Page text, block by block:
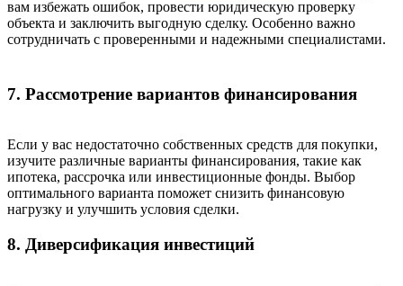
вам избежать ошибок, провести юридическую проверку
объекта и заключить выгодную сделку. Особенно важно
сотрудничать с проверенными и надежными специалистами.
7. Рассмотрение вариантов финансирования
Если у вас недостаточно собственных средств для покупки,
изучите различные варианты финансирования, такие как
ипотека, рассрочка или инвестиционные фонды. Выбор
оптимального варианта поможет снизить финансовую
нагрузку и улучшить условия сделки.
8. Диверсификация инвестиций